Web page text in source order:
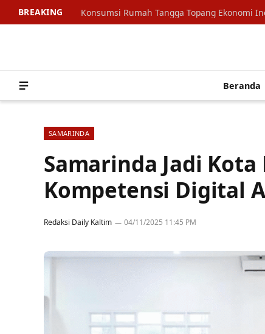
BREAKING
Beranda
SAMARINDA
Samarinda Jadi
Kompetensi Digital
Redaksi Daily Kaltim 04/11/2025 11:45 PM